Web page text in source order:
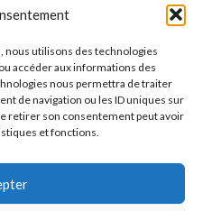
utilisons des technologies
accéder aux informations des
nous permettra de traiter
de navigation ou les ID uniques sur
retirer son consentement peut avoir
et fonctions.